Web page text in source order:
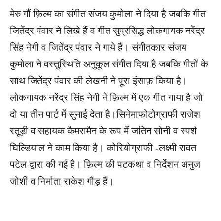
मेरु गौं फ़िल्म का संगीत संजय कुमोला ने दिया है जबकि गीत
जितेंद्र पंवार ने लिखे हैं व गीत सुप्रसिद्ध लोकगायक नरेंद्र
सिंह नेगी व जितेंद्र पंवार ने गाये हैं। संगीतकार संजय
कुमोला ने वस्तुस्थिति अनुकूल संगीत दिया है जबकि गीतों के
साथ जितेंद्र पंवार की लेखनी ने पूरा इंसाफ़ किया है।
लोकगायक नरेंद्र सिंह नेगी ने फ़िल्म में एक गीत गाया है जो
दो या तीन पार्ट में सुनाई देता है।सिनेमाफोटोग्राफी राजेश
रतूड़ी व सहायक कैमरामैन के रूप में जतिन सोनी व स्पर्श
घिल्डियाल ने काम किया है। कोरियोग्राफी -लक्ष्मी रावत
पटेल द्वारा की गई है। फ़िल्म की पटकथा व निर्देशन अनुज
जोशी व निर्माता राकेश गौड़ हैं।